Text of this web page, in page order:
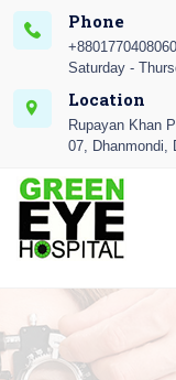
Phone
Saturday -
Location
Rupayan Khan
07, Dhanmondi,